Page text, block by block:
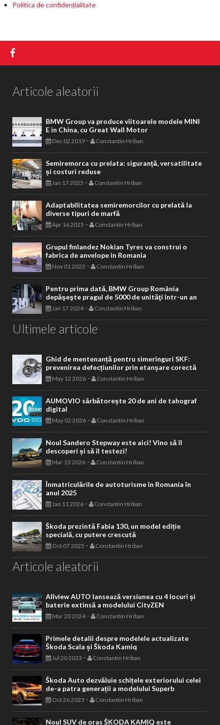
Politica de confidențialitate
Articole aleatorii
BMW Group va produce viitoarele modele MINI
E in China, cu Great Wall Motor
Dec 02 2019 - Constantin Hriban
Semiremorca cu prelata: siguranță, versatilitate
și costuri reduse
Jan 17 2025 - Constantin Hriban
Adaptabilitatea semiremorcilor cu prelată la
diverse tipuri de marfă
Apr 16 2025 - Constantin Hriban
Grupul finlandez Nokian Tyres va construi o
fabrica de anvelope in Romania
Nov 01 2022 - Constantin Hriban
Pentru prima dată, BMW Group România
depăşeşte pragul de 5000 de unităţi într-un an
Jan 17 2024- Constantin Hriban
Ultimele articole
Ghid de mentenanță pentru simeringuri SKF:
prevenirea defecțiunilor prin etanșare corectă
May 12 2026 - Constantin Hriban
AUMOVIO sărbătorește 20 de ani de tahograf
digital
May 02 2026 - Constantin Hriban
Noul Sandero Stepway este aici! Vino să îl
descoperi și să îl testezi!
Mar 13 2026 - Constantin Hriban
Înmatriculările de autoturisme în Romania în
anul 2025
Jan 11 2026 - Constantin Hriban
Škoda prezintă Fabia 130, un model ediție
specială, cu putere crescută
Oct 07 2025 - Constantin Hriban
Articole aleatorii
Allview AUTO lansează versiunea cu 4 locuri și
baterie extinsă a modelului CityZEN
Mar 20 2024- Constantin Hriban
Primele detalii despre modelele actualizate
Škoda Scala și Škoda Kamiq
Jul 20 2023 - Constantin Hriban
Škoda Auto dezvăluie schițele exteriorului celei
de-a patra generații a modelului Superb
Oct 26 2023 - Constantin Hriban
Noul SUV de oras ŠKODA KAMIQ este